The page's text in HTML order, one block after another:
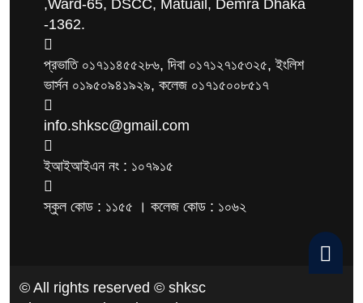
,Ward-65, DSCC, Matuail, Demra Dhaka
-1362.
প্রভাতি ০১৭১১৪৫৫২৮৬, দিবা ০১৭১২৭১৫৩২৫, ইংলিশ
ভার্সন ০১৯৫০৯৪১৯২৯, কলেজ ০১৭১৫০০৮৫১৭
info.shksc@gmail.com
ইআইআইএন নং : ১০৭৯১৫
স্কুল কোড : ১১৫৫ । কলেজ কোড : ১০৬২
© All rights reserved © shksc